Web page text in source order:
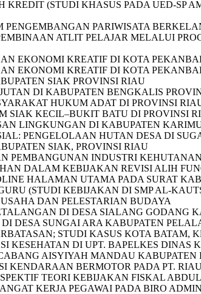
(STUDI KHASUS PADA UED-SP
PARIWISATA
ATLIT PELAJAR MELALUI
EKONOMI KREATIF DI KOTA
EKONOMI KREATIF DI KOTA
SIAK PROVINSI RIAU
DI KABUPATEN BENGKALIS
HUKUM ADAT DI PROVINSI
SIAK KECIL–BUKIT BATU DI PROVINSI
LINGKUNGAN DI KABUPATEN
PENGELOLAAN HUTAN DESA DI
SIAK, PROVINSI RIAU
INDUSTRI
DALAM KEBIJAKAN REVISI ALIH
HALAMAN UTAMA PADA SURAT
(STUDI KEBIJAKAN DI SMP AL-
DAN PELESTARIAN BUDAYA
DI DESA SIALANG GODANG
DESA SUNGAI ARA KABUPATEN
STUDI KASUS KOTA BATAM,
DI UPT. BAPELKES DINAS
AISYIYAH MANDAU KABUPATEN
KENDARAAN BERMOTOR PADA PT.
TEORI KEBIJAKAN FISKAL
KERJA PEGAWAI PADA BIRO